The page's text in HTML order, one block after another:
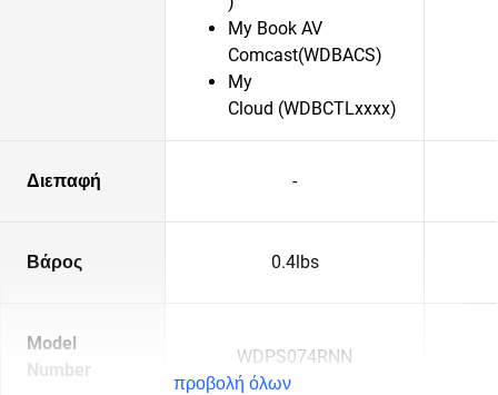
My Book AV
Comcast(WDBACS)
My
Cloud (WDBCTLxxxx)
Διεπαφή -
Βάρος 0.4lbs
Model
Number
WDPS074RNN
προβολή όλων